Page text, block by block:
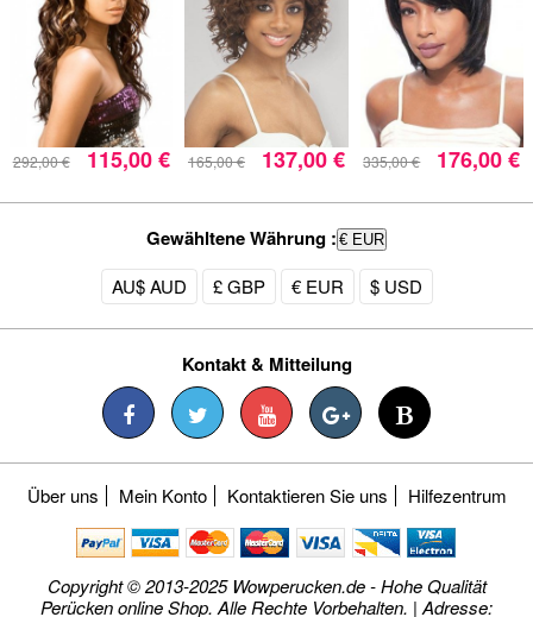
292,00 € 115,00 € 165,00 € 137,00 € 335,00 € 176,00 €
Gewähltene Währung : € EUR
AU$ AUD £ GBP € EUR $ USD
Kontakt & Mitteilung
Über uns Mein Konto Kontaktieren Sie uns Hilfezentrum
Copyright © 2013-2025 Wowperucken.de - Hohe Qualität
Perücken online Shop. Alle Rechte Vorbehalten. | Adresse: